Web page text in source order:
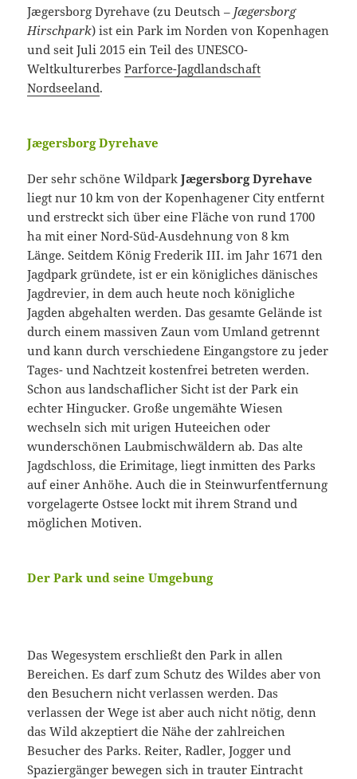
Jægersborg Dyrehave (zu Deutsch – Jægersborg
Hirschpark) ist ein Park im Norden von Kopenhagen
und seit Juli 2015 ein Teil des UNESCO-
WeltkulturerbesParforce-Jagdlandschaft
Nordseeland.
Jægersborg Dyrehave
Der sehr schöne WildparkJægersborg Dyrehave
liegt nur 10 km von der Kopenhagener City entfernt
und erstreckt sich über eine Fläche von rund 1700
ha mit einer Nord-Süd-Ausdehnung von 8 km
Länge. Seitdem König Frederik III. im Jahr 1671 den
Jagdpark gründete, ist er ein königliches dänisches
Jagdrevier, in dem auch heute noch königliche
Jagden abgehalten werden. Das gesamte Gelände ist
durch einem massiven Zaun vom Umland getrennt
und kann durch verschiedene Eingangstore zu jeder
Tages- und Nachtzeit kostenfrei betreten werden.
Schon aus landschaflicher Sicht ist der Park ein
echter Hingucker. Große ungemähte Wiesen
wechseln sich mit urigen Huteeichen oder
wunderschönen Laubmischwäldern ab. Das alte
Jagdschloss, die Erimitage, liegt inmitten des Parks
auf einer Anhöhe. Auch die in Steinwurfentfernung
vorgelagerte Ostsee lockt mit ihrem Strand und
möglichen Motiven.
Der Park und seine Umgebung
Das Wegesystem erschließt den Park in allen
Bereichen. Es darf zum Schutz des Wildes aber von
den Besuchern nicht verlassen werden. Das
verlassen der Wege ist aber auch nicht nötig, denn
das Wild akzeptiert die Nähe der zahlreichen
Besucher des Parks. Reiter, Radler, Jogger und
Spaziergänger bewegen sich in trauter Eintracht